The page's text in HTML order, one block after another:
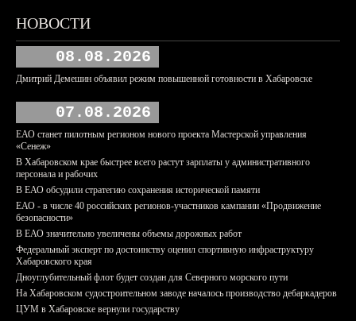
НОВОСТИ
08.08.2026
Дмитрий Демешин объявил режим повышенной готовности в Хабаровске
07.08.2026
ЕАО станет пилотным регионом нового проекта Мастерской управления
«Сенеж»
В Хабаровском крае быстрее всего растут зарплаты у административного
персонала и рабочих
В ЕАО обсудили стратегию сохранения исторической памяти
ЕАО - в числе 40 российских регионов-участников кампании «Продвижение
безопасности»
В ЕАО значительно увеличены объемы дорожных работ
Федеральный эксперт по достоинству оценил спортивную инфраструктуру
Хабаровского края
Дноуглубительный флот будет создан для Северного морского пути
На Хабаровском судостроительном заводе началось производство дебаркадеров
ЦУМ в Хабаровске вернули государству